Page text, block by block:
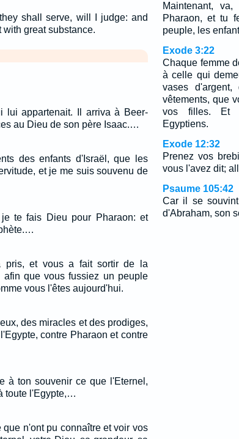
shall serve, will I judge: and
great substance.
lui appartenait. Il arriva à Beer-
au Dieu de son père Isaac.…
des enfants d'Israël, que les
et je me suis souvenu de
te fais Dieu pour Pharaon: et
pris, et vous a fait sortir de la
que vous fussiez un peuple
vous l'êtes aujourd'hui.
des miracles et des prodiges,
contre Pharaon et contre
à ton souvenir ce que l'Eternel,
toute l'Egypte,…
n'ont pu connaître et voir vos
Maintenant,
Pharaon, et tu
peuple, les
Exode 3:22
Chaque femme
à celle qui
vases
vêtements, que
vos filles. Et
Egyptiens.
Exode 12:32
Prenez vos
vous l'avez dit;
Psaume 105:42
Car il se
d'Abraham, son